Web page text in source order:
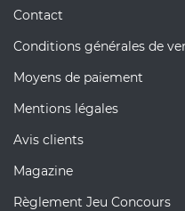
Contact
Conditions générales de
Moyens de paiement
Mentions légales
Avis clients
Magazine
Règlement Jeu Concours